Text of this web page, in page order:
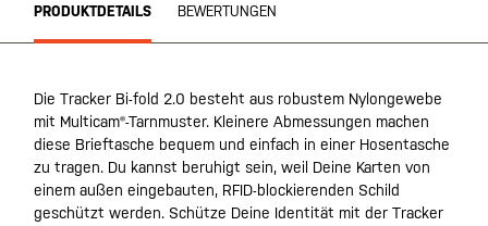
PRODUKTDETAILS BEWERTUNGEN
Die Tracker Bi-fold 2.0 besteht aus robustem Nylongewebe
mit Multicam®-Tarnmuster. Kleinere Abmessungen machen
diese Brieftasche bequem und einfach in einer Hosentasche
zu tragen. Du kannst beruhigt sein, weil Deine Karten von
einem außen eingebauten, RFID-blockierenden Schild
geschützt werden. Schütze Deine Identität mit der Tracker